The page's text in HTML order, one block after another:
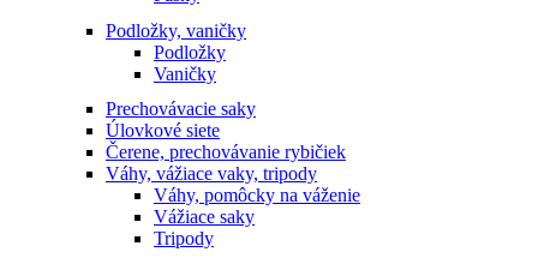
Podložky, vaničky
Podložky
Vaničky
Prechovávacie saky
Úlovkové siete
Čerene, prechovávanie rybičiek
Váhy, vážiace vaky, tripody
Váhy, pomôcky na váženie
Vážiace saky
Tripody